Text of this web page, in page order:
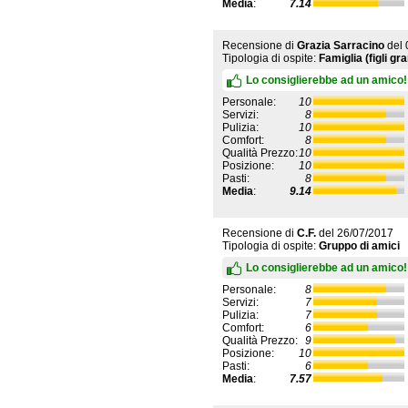
Media: 7.14
Recensione di Grazia Sarracino del
Tipologia di ospite: Famiglia (figli
Lo consiglierebbe ad un amico!
Personale:
10
Servizi:
8
Pulizia:
10
Comfort:
8
Qualità Prezzo:10
Posizione:
10
Pasti:
8
Media: 9.14
Recensione di C.F. del 26/07/2017
Tipologia di ospite: Gruppo di amici
Lo consiglierebbe ad un amico!
Personale:
8
Servizi:
7
Pulizia:
7
Comfort:
6
Qualità Prezzo: 9
Posizione:
10
Pasti:
6
Media: 7.57